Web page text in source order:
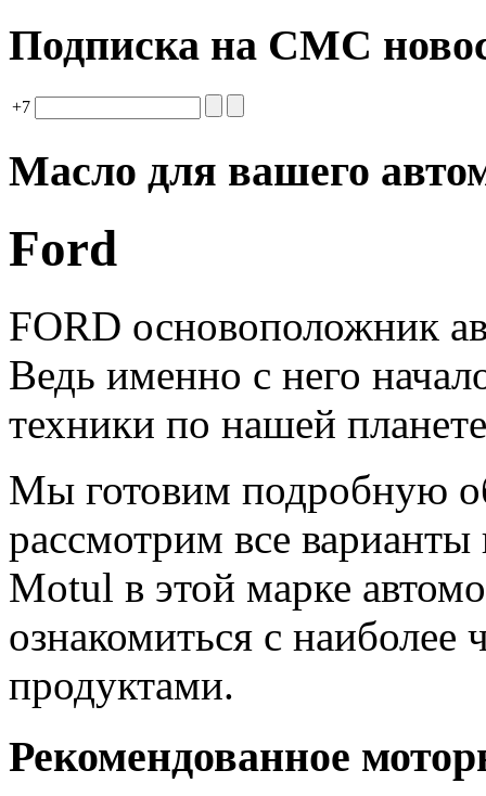
Подписка на СМС
+7
Масло для вашего
Ford
FORD основоположник
Ведь именно с него
техники по нашей
Мы готовим подробную
рассмотрим все
Motul в этой марке
ознакомиться с наиболее
продуктами.
Рекомендованное